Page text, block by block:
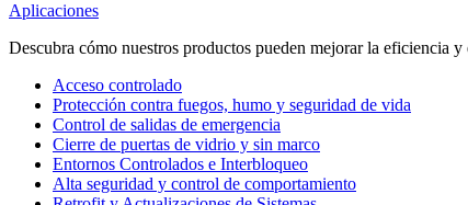
Aplicaciones
Descubra cómo nuestros productos pueden mejorar la eficiencia
Acceso controlado
Protección contra fuegos, humo y seguridad de vida
Control de salidas de emergencia
Cierre de puertas de vidrio y sin marco
Entornos Controlados e Interbloqueo
Alta seguridad y control de comportamiento